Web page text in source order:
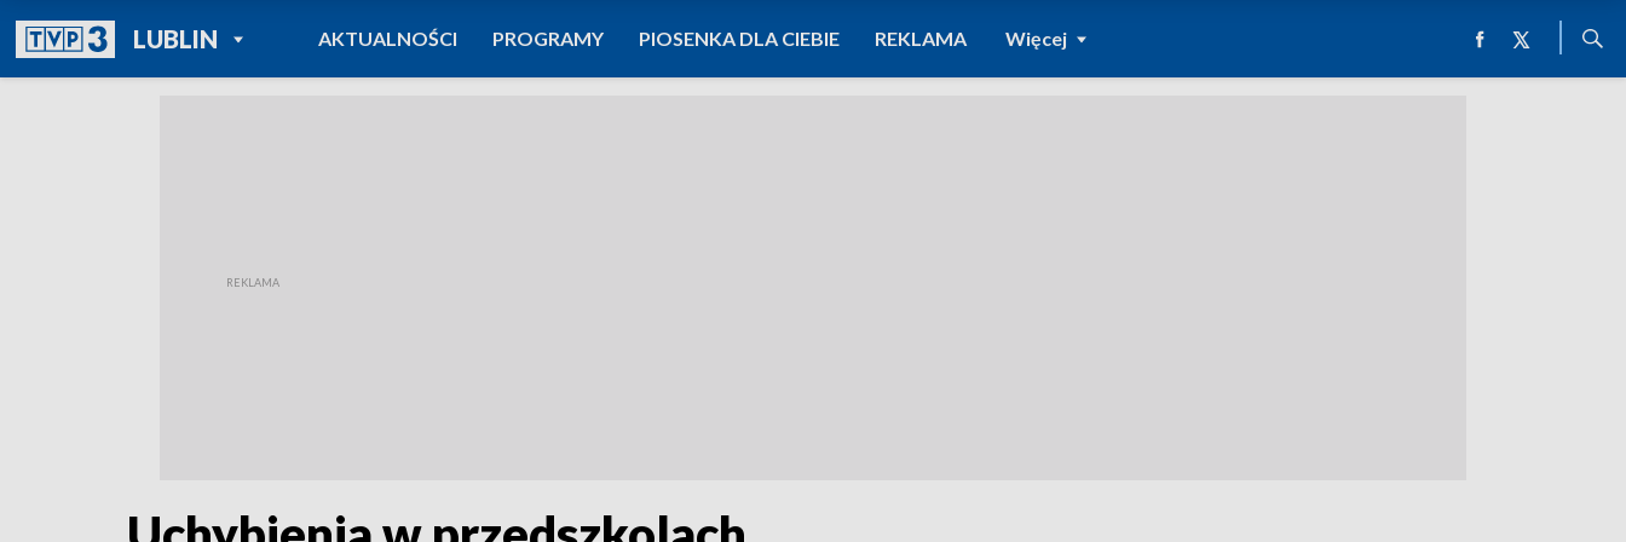
LUBLINPOWRÓT DO
TVP REGIONY
AKTUALNOŚCI PROGRAMY PIOSENKA DLA CIEBIE REKLAMA Więcej